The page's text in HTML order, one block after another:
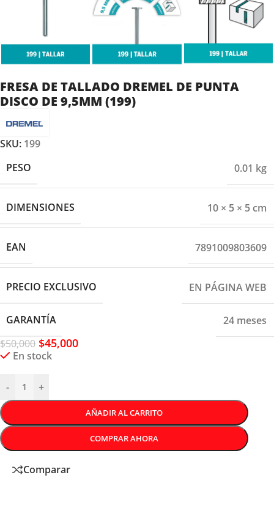
FRESA DE TALLADO DREMEL DE PUNTA
DISCO DE 9,5MM (199)
SKU: 199
PESO
0.01 kg
DIMENSIONES 10 × 5 × 5 cm
EAN 7891009803609
PRECIO EXCLUSIVO EN PÁGINA WEB
GARANTÍA
24 meses
$50,000 $45,000
En stock
- +
AÑADIR AL CARRITO
COMPRAR AHORA
Comparar